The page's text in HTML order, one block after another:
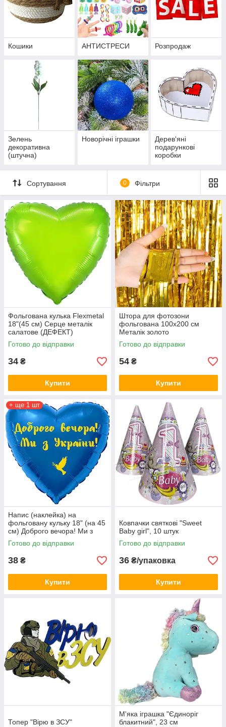
Кошики АНТИСТРЕСИ Розпродаж
Зелень
декоративна
(штучна)
Новорічні іграшки
Дерев'яні
подарункові
коробки
Сортування 0 Фільтри
Фольгована кулька Flexmetal
18"(45 см) Серце металік
салатове (ДЕФЕКТ)
Готово до відправки
34 ₴
Купити
Штора для фотозони
фольгована 100х200 см
Металік золото
Готово до відправки
54 ₴
Купити
+ ще 1 шт
Напис (наклейка) на
фольговану кульку 18" (на 45
см) Доброго вечора! Ми з
України! (будь-який колір)
Готово до відправки
38 ₴
Купити
Ковпачки святкові "Sweet
Baby girl", 10 штук
Готово до відправки
36 ₴/упаковка
Купити
Топер "Вірю в ЗСУ"
М'яка іграшка "Єдиноріг
блакитний", 23 см